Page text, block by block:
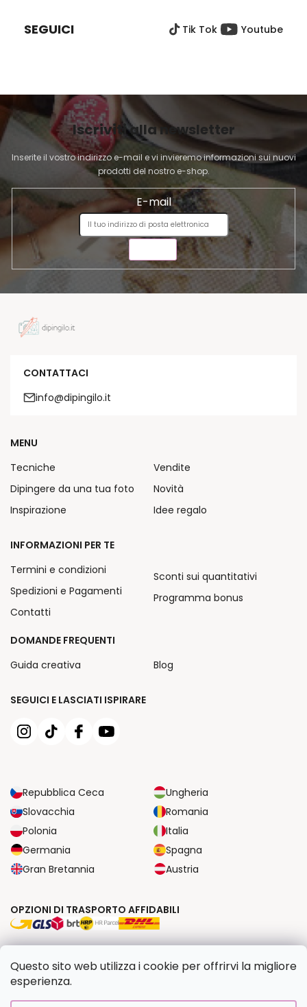
Questo sito web utilizza i cookie per offrirvi la migliore
esperienza.
G
N
A
SEGUICI Tik Tok Youtube
Iscriviti alla newsletter
Inserite il vostro indirizzo e-mail e vi invieremo informazioni sui nuovi
prodotti del nostro e-shop.
E-mail
CONTATTACI
info@dipingilo.it
SEGUICI E LASCIATI ISPIRARE
Repubblica Ceca
Ungheria
Slovacchia
Romania
Polonia
Italia
Germania
Spagna
Gran Bretannia
Austria
MENU
Tecniche
Dipingere da una tua foto
Inspirazione
Vendite
Novità
Idee regalo
INFORMAZIONI PER TE
Termini e condizioni
Spedizioni e Pagamenti
Contatti
Sconti sui quantitativi
Programma bonus
DOMANDE FREQUENTI
Guida creativa
Blog
OPZIONI DI TRASPORTO AFFIDABILI